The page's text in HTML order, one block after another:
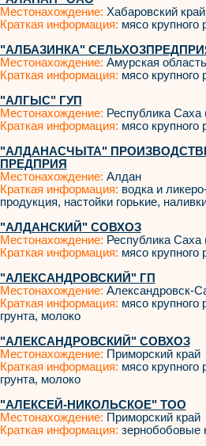
Местонахождение: Хабаровский край
Краткая информация: мясо крупного
"АЛБАЗИНКА"
Местонахождение: Амурская область
Краткая информация: мясо крупного
"АЛГЫС" ГУП
Местонахождение: Республика Саха
Краткая информация: мясо крупного
"АЛДАНАСЧЫТА"
ПРЕДПРИЯ
Местонахождение: Алдан
Краткая информация: водка и
продукция, настойки горькие,
"АЛДАНСКИЙ" СОВХОЗ
Местонахождение: Республика Саха
Краткая информация: мясо крупного
"АЛЕКСАНДРОВСКИЙ" ГП
Местонахождение: Александровск-
Краткая информация: мясо крупного
грунта, молоко
"АЛЕКСАНДРОВСКИЙ" СОВХОЗ
Местонахождение: Приморский край
Краткая информация: мясо крупного
грунта, молоко
"АЛЕКСЕЙ-НИКОЛЬСКОЕ" ТОО
Местонахождение: Приморский край
Краткая информация: зернобобовые